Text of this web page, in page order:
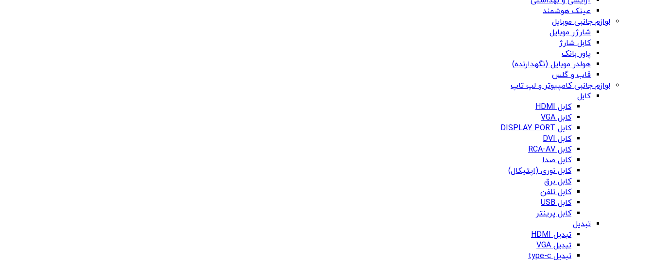
عینک هوشمند
لوازم جانبی موبایل
شارژر موبایل
کابل شارژ
پاور بانک
هولدر موبایل (نگهدارنده)
قاب و گلس
لوازم جانبی کامپیوتر و لپ تاپ
کابل
کابل HDMI
کابل VGA
کابل DISPLAY PORT
کابل DVI
کابل RCA-AV
کابل صدا
کابل نوری (اپتیکال)
کابل برق
کابل تلفن
کابل USB
کابل پرینتر
تبدیل
تبدیل HDMI
تبدیل VGA
تبدیل type-c